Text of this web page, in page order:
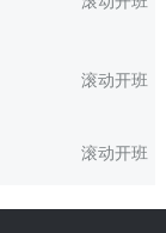
滚动开班
滚动开班